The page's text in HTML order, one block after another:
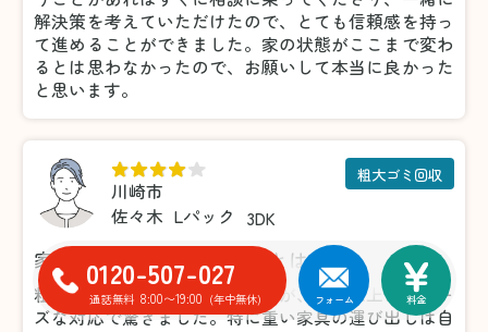
解決策を考えていただけたので、とても信頼感を持っ
て進めることができました。家の状態がここまで変わ
るとは思わなかったので、お願いして本当に良かった
と思います。
川崎市
佐々木 Lパック 3DK
粗大ゴミ回収
家具の処分がこんなに楽だとは！
粗大ゴミの処分で利用しましたが、想像以上にスムー
ズな対応で驚きました。特に重い家具の運び出しは自
0120-507-027
通話無料 8:00〜19:00 (年中無休) フォーム 料金